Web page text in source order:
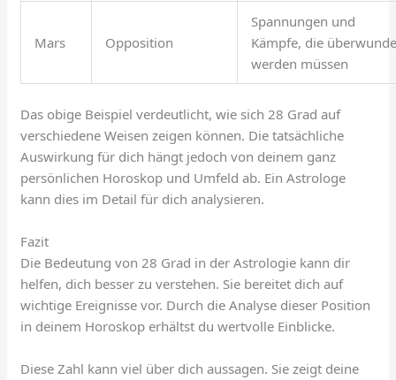
Mars Opposition
Spannungen und
Kämpfe, die
werden müssen
Das obige Beispiel verdeutlicht, wie sich 28 Grad auf
verschiedene Weisen zeigen können. Die tatsächliche
Auswirkung für dich hängt jedoch von deinem ganz
persönlichen Horoskop und Umfeld ab. Ein Astrologe
kann dies im Detail für dich analysieren.
Fazit
Die Bedeutung von 28 Grad in der Astrologie kann dir
helfen, dich besser zu verstehen. Sie bereitet dich auf
wichtige Ereignisse vor. Durch die Analyse dieser Position
in deinem Horoskop erhältst du wertvolle Einblicke.
Diese Zahl kann viel über dich aussagen. Sie zeigt deine